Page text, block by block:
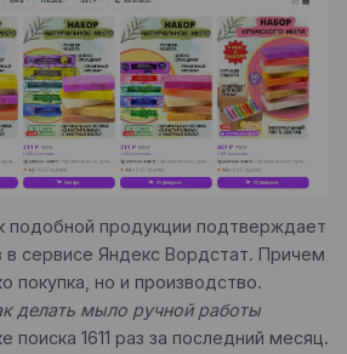
подобной продукции подтверждает
в сервисе Яндекс Вордстат. Причем
покупка, но и производство.
делать мыло ручной работы
поиска 1611 раз за последний месяц.